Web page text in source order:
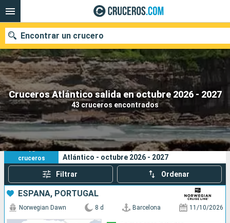
Cruceros Atlántico salida en octubre 2026 - 2027
43 cruceros encontrados
Encontrar un crucero
Nuestros destinos
Fecha de salida
Puertos Compañías
Buscar
43
cruceros
Sus criterios de búsqueda:
Atlántico - octubre 2026 - 2027
Filtrar Ordenar
ESPAÑA, PORTUGAL
Norwegian Dawn 8 d Barcelona 11/10/2026